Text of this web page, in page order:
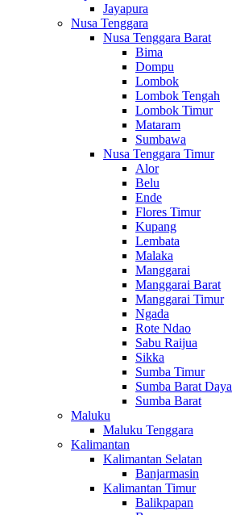
Jayapura
Nusa Tenggara
Nusa Tenggara Barat
Bima
Dompu
Lombok
Lombok Tengah
Lombok Timur
Mataram
Sumbawa
Nusa Tenggara Timur
Alor
Belu
Ende
Flores Timur
Kupang
Lembata
Malaka
Manggarai
Manggarai Barat
Manggarai Timur
Ngada
Rote Ndao
Sabu Raijua
Sikka
Sumba Timur
Sumba Barat Daya
Sumba Barat
Maluku
Maluku Tenggara
Kalimantan
Kalimantan Selatan
Banjarmasin
Kalimantan Timur
Balikpapan